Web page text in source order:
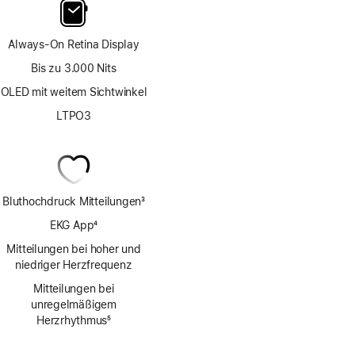
Always-On Retina Display
Bis zu 3.000 Nits
OLED mit weitem Sichtwinkel
LTPO3
Bluthochdruck Mitteilungen3
EKG App4
Mitteilungen bei hoher und
niedriger Herzfrequenz
Mitteilungen bei
unregelmäßigem
Herzrhythmus5